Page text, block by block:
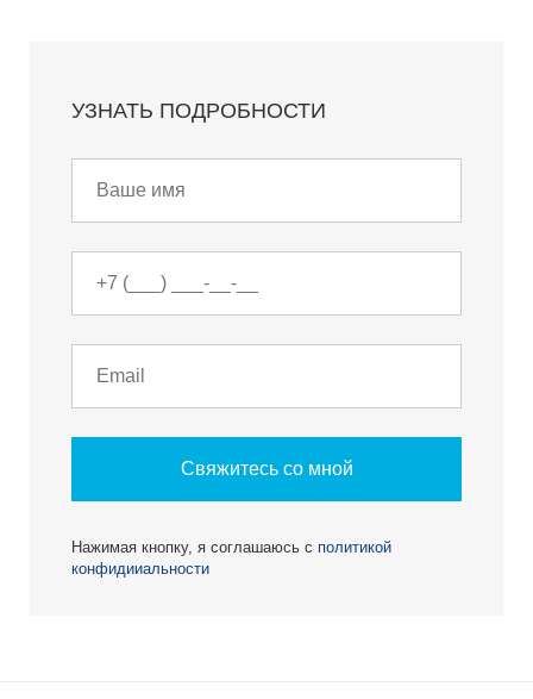
УЗНАТЬ ПОДРОБНОСТИ
Свяжитесь со мной
Нажимая кнопку, я соглашаюсь с политикой
конфидииальности